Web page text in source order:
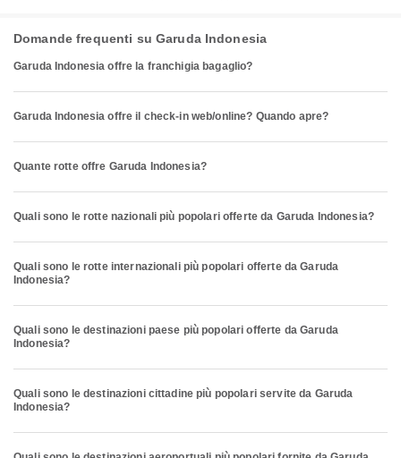
Domande frequenti su Garuda Indonesia
Garuda Indonesia offre la franchigia bagaglio?
Garuda Indonesia offre il check-in web/online? Quando apre?
Quante rotte offre Garuda Indonesia?
Quali sono le rotte nazionali più popolari offerte da Garuda Indonesia?
Quali sono le rotte internazionali più popolari offerte da Garuda
Indonesia?
Quali sono le destinazioni paese più popolari offerte da Garuda
Indonesia?
Quali sono le destinazioni cittadine più popolari servite da Garuda
Indonesia?